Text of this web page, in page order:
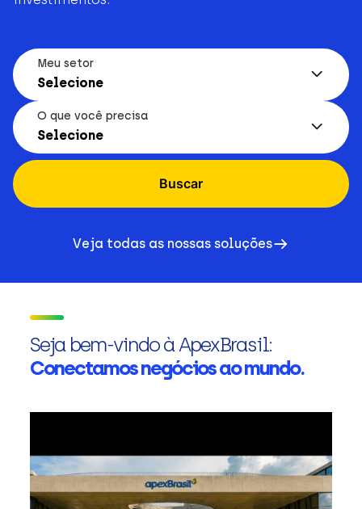
Meu setor
Selecione
O que você precisa
Selecione
Buscar
Veja todas as nossas soluções
Seja bem-vindo à ApexBrasil:
Conectamos negócios ao mundo.